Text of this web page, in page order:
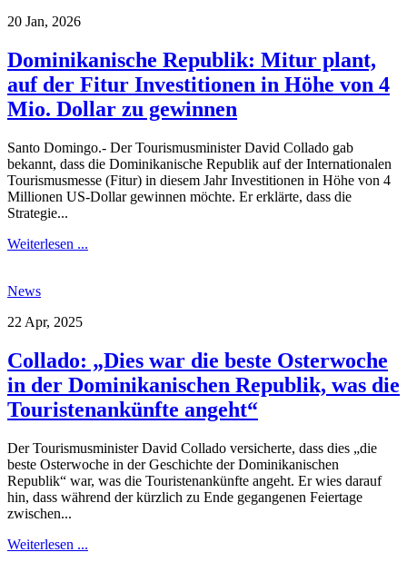
20 Jan, 2026
Dominikanische Republik: Mitur plant,
auf der Fitur Investitionen in Höhe von 4
Mio. Dollar zu gewinnen
Santo Domingo.- Der Tourismusminister David Collado gab
bekannt, dass die Dominikanische Republik auf der Internationalen
Tourismusmesse (Fitur) in diesem Jahr Investitionen in Höhe von 4
Millionen US-Dollar gewinnen möchte. Er erklärte, dass die
Strategie...
Weiterlesen ...
News
22 Apr, 2025
Collado: „Dies war die beste Osterwoche
in der Dominikanischen Republik, was die
Touristenankünfte angeht“
Der Tourismusminister David Collado versicherte, dass dies „die
beste Osterwoche in der Geschichte der Dominikanischen
Republik“ war, was die Touristenankünfte angeht. Er wies darauf
hin, dass während der kürzlich zu Ende gegangenen Feiertage
zwischen...
Weiterlesen ...